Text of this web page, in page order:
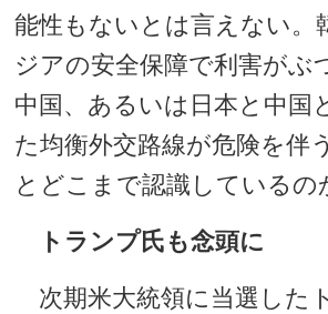
能性もないとは言えない。
ジアの安全保障で利害がぶ
中国、あるいは日本と中国
た均衡外交路線が危険を伴
とどこまで認識しているの
トランプ氏も念頭に
次期米大統領に当選した